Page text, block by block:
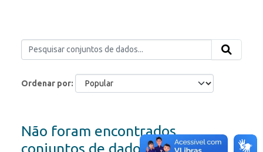
Ordenar por
Não foram encontrados
conjuntos de dados